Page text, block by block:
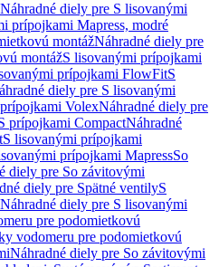
Náhradné diely pre S lisovanými
prípojkami Mapress, modré
montážNáhradné diely pre
montážS lisovanými prípojkami
prípojkami FlowFitS
diely pre S lisovanými
VolexNáhradné diely pre
prípojkami CompactNáhradné
S lisovanými prípojkami
prípojkami MapressSo
diely pre So závitovými
diely pre Spätné ventilyS
Náhradné diely pre S lisovanými
pre podomietkovú
vodomeru pre podomietkovú
Náhradné diely pre So závitovými